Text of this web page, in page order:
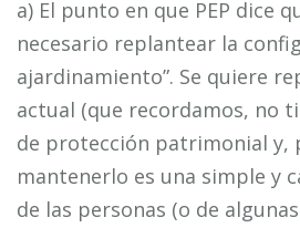
a) El punto en que PEP dice
necesario replantear la
ajardinamiento”. Se quiere
actual (que recordamos, no
de protección patrimonial y,
mantenerlo es una simple y
de las personas (o de